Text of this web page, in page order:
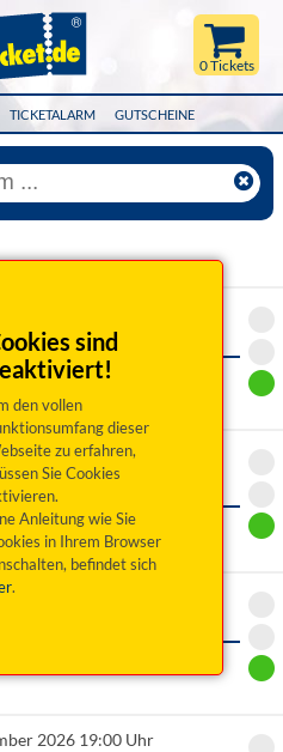
TICKETALARM GUTSCHEINE
0 Tickets
sind
den vollen
dieser
zu erfahren,
Sie Cookies
Anleitung wie Sie
in Ihrem Browser
befindet sich
.
2026 19:00 Uhr
Schönberg
- Eine Reise in die
2026 19:00 Uhr
Revival Band
Schulturnhalle
2026 19:00 Uhr